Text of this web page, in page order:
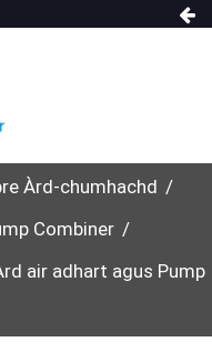
Àrd-chumhachd
Combiner
air adhart agus Pump